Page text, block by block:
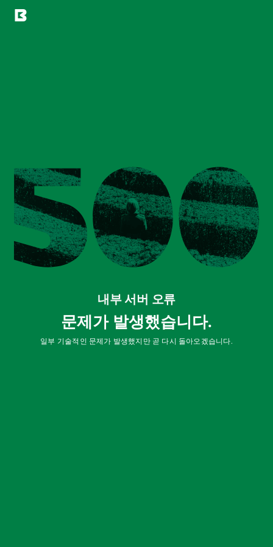
내부 서버 오류
문제가 발생했습니다.
일부 기술적인 문제가 발생했지만 곧 다시 돌아오겠습니다.